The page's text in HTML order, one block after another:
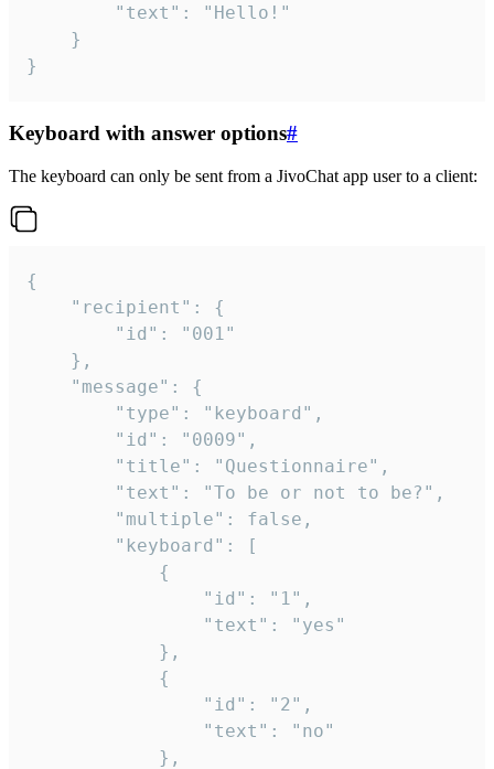
}
Keyboard with answer options#
The keyboard can only be sent from a JivoChat app user to a client:
{